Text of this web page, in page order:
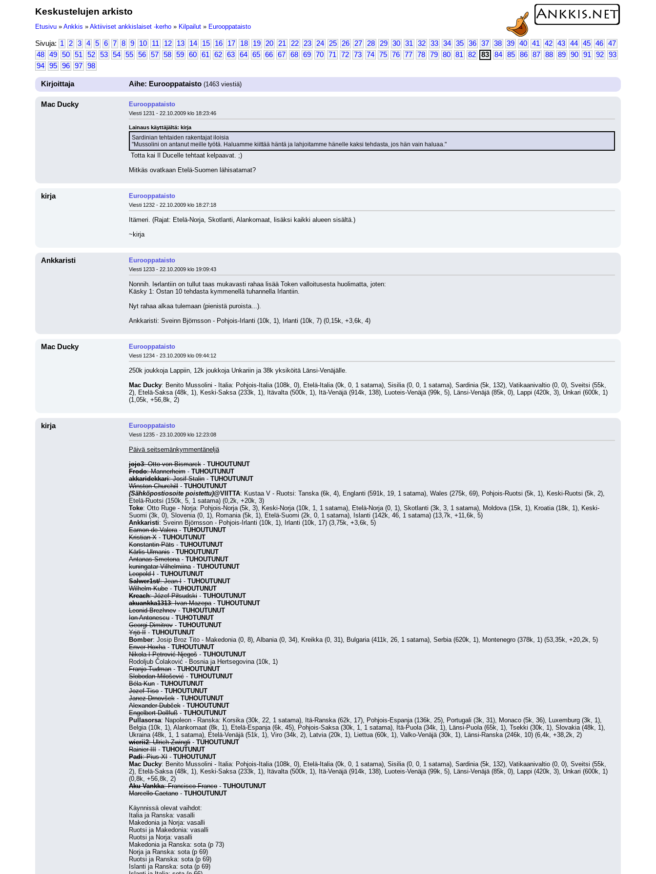
Keskustelujen arkisto
Etusivu » Ankkis » Aktiiviset ankkislaiset -kerho » Kilpailut » Eurooppataisto
Sivuja: 1 2 3 4 5 6 7 8 9 10 11 12 13 14 15 16 17 18 19 20 21 22 23 24 25 26 27 28 29 30 31 32 33 34 35 36 37 38 39 40 41 42 43 44 45 46
47
48
49 50 51 52 53 54 55 56 57 58 59 60 61 62 63 64 65 66 67 68 69 70 71 72 73 74 75 76 77 78 79 80 81 82 83 84 85 86 87 88 89 90 91 92
93
94
95 96 97 98
Kirjoittaja Aihe: Eurooppataisto (1463 viestiä)
Mac Ducky Eurooppataisto
Viesti 1231 - 22.10.2009 klo 18:23:46
Lainaus käyttäjältä: kirja
Sardinian tehtaiden rakentajat iloisia
"Mussolini on antanut meille työtä. Haluamme kiittää häntä ja lahjoitamme hänelle kaksi tehdasta, jos hän vain haluaa."
Totta kai Il Ducelle tehtaat kelpaavat. ;)
Mitkäs ovatkaan Etelä-Suomen lähisatamat?
kirja Eurooppataisto
Viesti 1232 - 22.10.2009 klo 18:27:18
Itämeri. (Rajat: Etelä-Norja, Skotlanti, Alankomaat, lisäksi kaikki alueen sisältä.)
~kirja
Ankkaristi Eurooppataisto
Viesti 1233 - 22.10.2009 klo 19:09:43
Nonnih. I srlantiin on tullut taas mukavasti rahaa lisää Token valloitusesta huolimatta, joten:
Käsky 1: Ostan 10 tehdasta kymmenellä tuhannella Irlantiin.
Nyt rahaa alkaa tulemaan (pienistä puroista...).
Ankkaristi: Sveinn Björnsson - Pohjois-Irlanti (10k, 1), Irlanti (10k, 7) (0,15k, +3,6k, 4)
Mac Ducky Eurooppataisto
Viesti 1234 - 23.10.2009 klo 09:44:12
250k joukkoja Lappiin, 12k joukkoja Unkariin ja 38k yksiköitä Länsi-Venäjälle.
Mac Ducky: Benito Mussolini - Italia: Pohjois-Italia (108k, 0), Etelä-Italia (0k, 0, 1 satama), Sisilia (0, 0, 1 satama), Sardinia (5k, 132), Vatikaanivaltio (0, 0), Sveitsi (55k,
2), Etelä-Saksa (48k, 1), Keski-Saksa (233k, 1), Itävalta (500k, 1), Itä-Venäjä (914k, 138), Luoteis-Venäjä (99k, 5), Länsi-Venäjä (85k, 0), Lappi (420k, 3), Unkari (600k, 1)
(1,05k, +56,8k, 2)
kirja Eurooppataisto
Viesti 1235 - 23.10.2009 klo 12:23:08
Päivä seitsemänkymmentäneljä
jojo3: Otto von Bismarck - TUHOUTUNUT
Frodo: Mannerheim - TUHOUTUNUT
akkaridekkari: Josif Stalin - TUHOUTUNUT
Winston Churchill - TUHOUTUNUT
(Sähköpostiosoite poistettu)@VIITTA: Kustaa V - Ruotsi: Tanska (6k, 4), Englanti (591k, 19, 1 satama), Wales (275k, 69), Pohjois-Ruotsi (5k, 1), Keski-Ruotsi (5k, 2),
Etelä-Ruotsi (150k, 5, 1 satama) (0,2k, +20k, 3)
Toke: Otto Ruge - Norja: Pohjois-Norja (5k, 3), Keski-Norja (10k, 1, 1 satama), Etelä-Norja (0, 1), Skotlanti (3k, 3, 1 satama), Moldova (15k, 1), Kroatia (18k, 1), Keski-
Suomi (3k, 0), Slovenia (0, 1), Romania (5k, 1), Etelä-Suomi (2k, 0, 1 satama), Islanti (142k, 46, 1 satama) (13,7k, +11,6k, 5)
Ankkaristi: Sveinn Björnsson - Pohjois-Irlanti (10k, 1), Irlanti (10k, 17) (3,75k, +3,6k, 5)
Eamon de Valera - TUHOUTUNUT
Kristian X - TUHOUTUNUT
Konstantin Päts - TUHOUTUNUT
Kārlis Ulmanis - TUHOUTUNUT
Antanas Smetona - TUHOUTUNUT
kuningatar Vilhelmiina - TUHOUTUNUT
Leopold I - TUHOUTUNUT
Salwer1st/: Jean I - TUHOUTUNUT
Wilhelm Kube - TUHOUTUNUT
Kreach: Józef Piłsudski - TUHOUTUNUT
akuankka1313: Ivan Mazepa - TUHOUTUNUT
Leonid Brezhnev - TUHOUTUNUT
Ion Antonescu - TUHOTUNUT
Georgi Dimitrov - TUHOUTUNUT
Yrjö II - TUHOUTUNUT
Bomber: Josip Broz Tito - Makedonia (0, 8), Albania (0, 34), Kreikka (0, 31), Bulgaria (411k, 26, 1 satama), Serbia (620k, 1), Montenegro (378k, 1) (53,35k, +20,2k, 5)
Enver Hoxha - TUHOUTUNUT
Nikola I Petrović-Njegoš - TUHOUTUNUT
Rodoljub Čolaković - Bosnia ja Hertsegovina (10k, 1)
Franjo Tuđman - TUHOUTUNUT
Slobodan Milošević - TUHOUTUNUT
Béla Kun - TUHOUTUNUT
Jozef Tiso - TUHOUTUNUT
Janez Drnovšek - TUHOUTUNUT
Alexander Dubček - TUHOUTUNUT
Engelbert Dollfuß - TUHOUTUNUT
Pullasorsa: Napoleon - Ranska: Korsika (30k, 22, 1 satama), Itä-Ranska (62k, 17), Pohjois-Espanja (136k, 25), Portugali (3k, 31), Monaco (5k, 36), Luxemburg (3k, 1),
Belgia (10k, 1), Alankomaat (8k, 1), Etelä-Espanja (6k, 45), Pohjois-Saksa (30k, 1, 1 satama), Itä-Puola (34k, 1), Länsi-Puola (65k, 1), Tsekki (30k, 1), Slovakia (48k, 1),
Ukraina (48k, 1, 1 satama), Etelä-Venäjä (51k, 1), Viro (34k, 2), Latvia (20k, 1), Liettua (60k, 1), Valko-Venäjä (30k, 1), Länsi-Ranska (246k, 10) (6,4k, +38,2k, 2)
wierii2: Ulrich Zwingli - TUHOUTUNUT
Rainier III - TUHOUTUNUT
Padi: Pius XI - TUHOUTUNUT
Mac Ducky: Benito Mussolini - Italia: Pohjois-Italia (108k, 0), Etelä-Italia (0k, 0, 1 satama), Sisilia (0, 0, 1 satama), Sardinia (5k, 132), Vatikaanivaltio (0, 0), Sveitsi (55k,
2), Etelä-Saksa (48k, 1), Keski-Saksa (233k, 1), Itävalta (500k, 1), Itä-Venäjä (914k, 138), Luoteis-Venäjä (99k, 5), Länsi-Venäjä (85k, 0), Lappi (420k, 3), Unkari (600k, 1)
(0,8k, +56,8k, 2)
Aku Vankka: Francisco Franco - TUHOUTUNUT
Marcello Caetano - TUHOUTUNUT
Käynnissä olevat vaihdot:
Italia ja Ranska: vasalli
Makedonia ja Norja: vasalli
Ruotsi ja Makedonia: vasalli
Ruotsi ja Norja: vasalli
Makedonia ja Ranska: sota (p 73)
Norja ja Ranska: sota (p 69)
Ruotsi ja Ranska: sota (p 69)
Islanti ja Ranska: sota (p 69)